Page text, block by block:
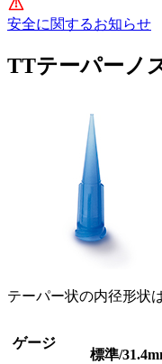
安全に関するお知らせ
TTテーパーノ
テーパー状の内径形状
ゲージ
標準/